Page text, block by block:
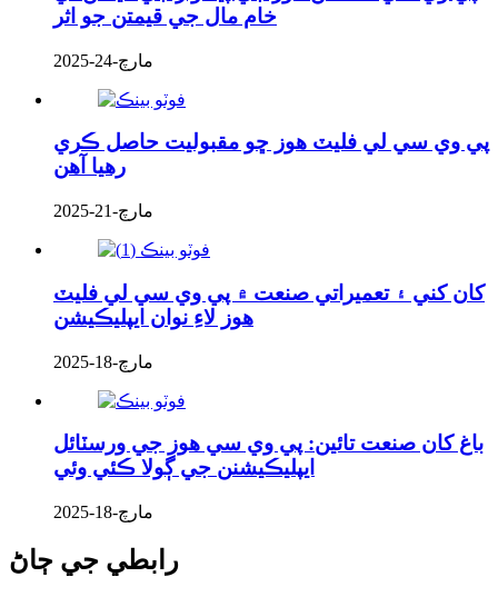
خام مال جي قيمتن جو اثر
مارچ-24-2025
پي وي سي لي فليٽ هوز ڇو مقبوليت حاصل ڪري
رهيا آهن
مارچ-21-2025
کان کني ۽ تعميراتي صنعت ۾ پي وي سي لي فليٽ
هوز لاءِ نوان ايپليڪيشن
مارچ-18-2025
باغ کان صنعت تائين: پي وي سي هوز جي ورسٽائل
ايپليڪيشنن جي ڳولا ڪئي وئي
مارچ-18-2025
رابطي جي ڄاڻ